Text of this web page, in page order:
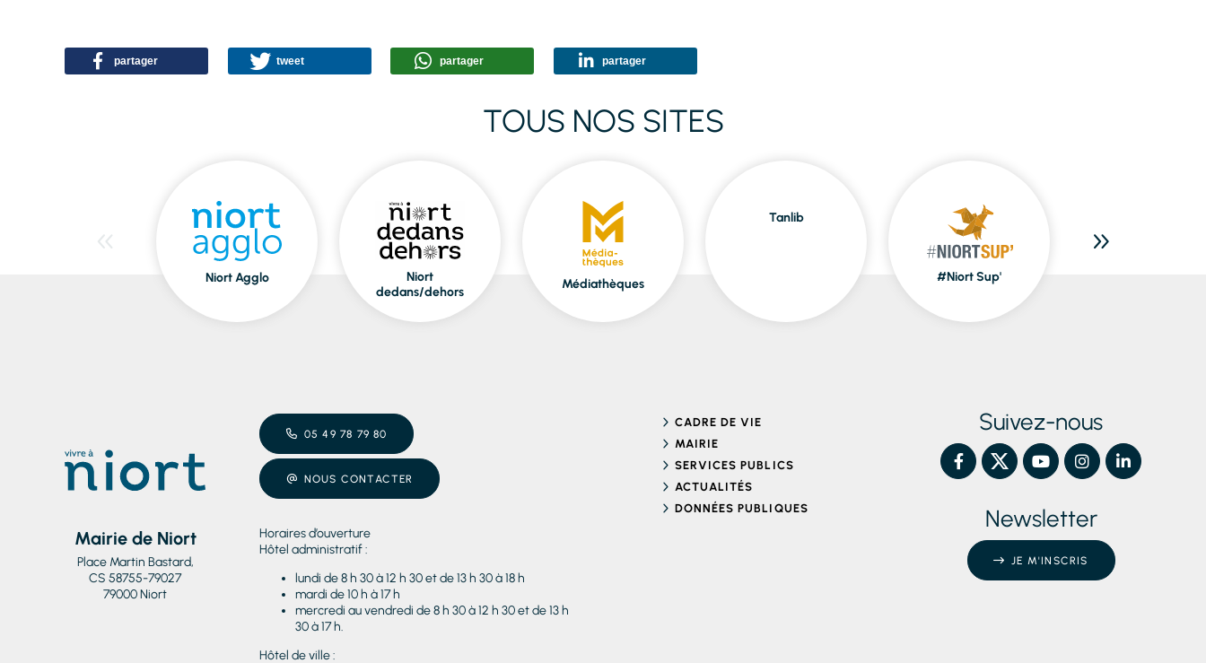
partager tweet partager partager
TOUS NOS SITES
Niort Agglo
Niort
dedans/dehors
Médiathèques
Tanlib
#Niort Sup'
Mairie de Niort
Place Martin Bastard,
CS 58755-79027
79000 Niort
05 49 78 79 80
NOUS CONTACTER
Horaires d’ouverture
Hôtel administratif :
lundi de 8 h 30 à 12 h 30 et de 13 h 30 à 18 h
mardi de 10 h à 17 h
mercredi au vendredi de 8 h 30 à 12 h 30 et de 13 h
30 à 17 h.
Hôtel de ville :
CADRE DE VIE
MAIRIE
SERVICES PUBLICS
ACTUALITÉS
DONNÉES PUBLIQUES
Suivez-nous
Newsletter
JE M'INSCRIS